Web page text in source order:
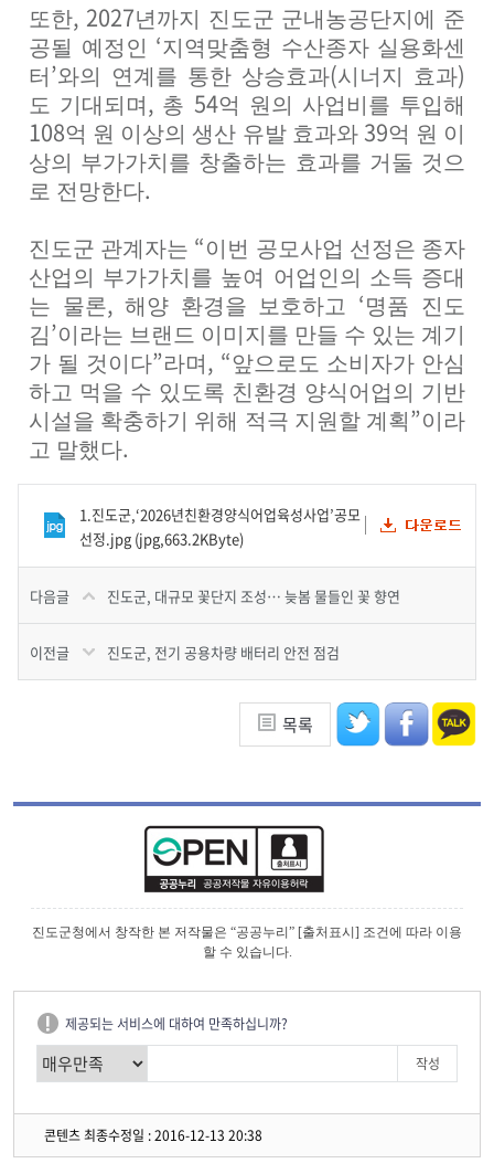
또한, 2027년까지 진도군 군내농공단지에 준
공될 예정인 ‘지역맞춤형 수산종자 실용화센
터 ’와의 연계를 통한 상승효과(시너지 효과)
도 기대되며 , 총 54억 원의 사업비를 투입해
108억 원 이상의 생산 유발 효과와 39억 원 이
상의 부가가치를 창출하는 효과를 거둘 것으
로 전망한다.
진도군 관계자는 “이번 공모사업 선정은 종자
산업의 부가가치를 높여 어업인의 소득 증대
는 물론, 해양 환경을 보호하고 ‘명품 진도
김’이라는 브랜드 이미지를 만들 수 있는 계기
가 될 것이다”라며 , “앞으로도 소비자가 안심
하고 먹을 수 있도록 친환경 양식어업의 기반
시설을 확충하기 위해 적극 지원할 계획”이라
고 말했다.
1.진도군,‘2026년친환경양식어업육성사업’공모
선정.jpg (jpg,663.2KByte)
다음글 진도군, 대규모 꽃단지 조성… 늦봄 물들인 꽃 향연
이전글 진도군, 전기 공용차량 배터리 안전 점검
목록
진도군청에서 창작한 본 저작물은 “공공누리” [출처표시] 조건에 따라 이용
할 수 있습니다.
제공되는 서비스에 대하여 만족하십니까?
콘텐츠 최종수정일 : 2016-12-13 20:38